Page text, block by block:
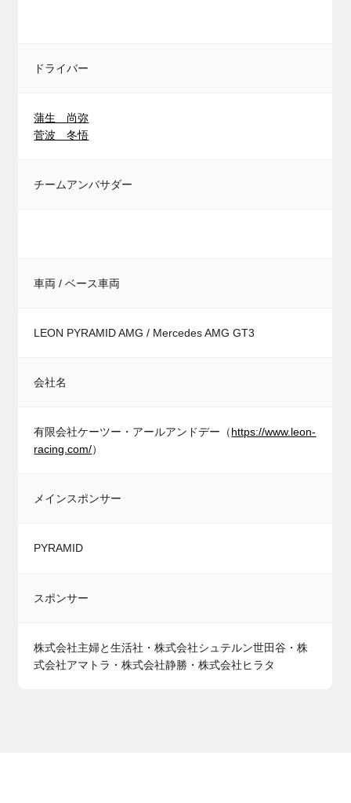
ドライバー
蒲生 尚弥
菅波 冬悟
チームアンバサダー
車両 / ベース車両
LEON PYRAMID AMG / Mercedes AMG GT3
会社名
有限会社ケーツー・アールアンドデー（https://www.leon-
racing.com/）
メインスポンサー
PYRAMID
スポンサー
株式会社主婦と生活社・株式会社シュテルン世田谷・株
式会社アマトラ・株式会社静勝・株式会社ヒラタ